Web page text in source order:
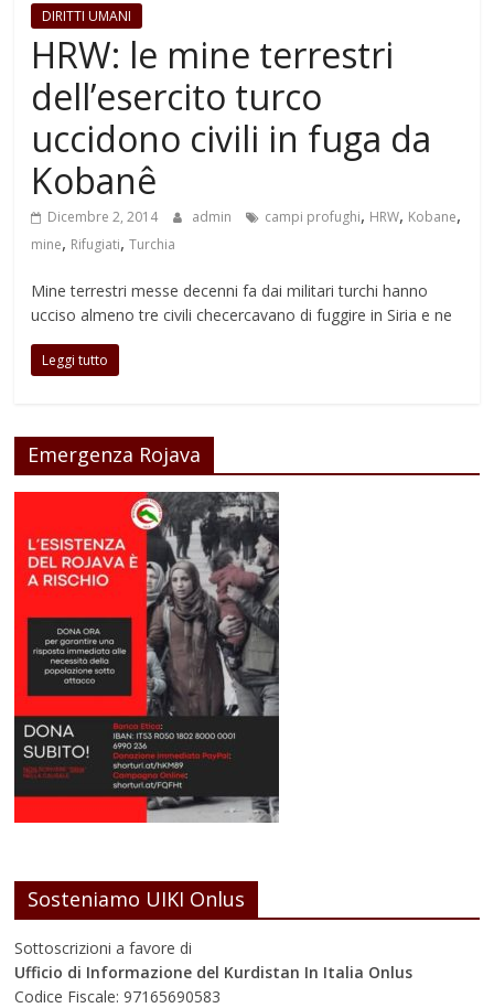
DIRITTI UMANI
HRW: le mine terrestri
dell’esercito turco
uccidono civili in fuga da
Kobanê
Dicembre 2, 2014 admin campi profughi, HRW, Kobane,
mine, Rifugiati,Turchia
Mine terrestri messe decenni fa dai militari turchi hanno
ucciso almeno tre civili checercavano di fuggire in Siria e ne
Leggi tutto
Emergenza Rojava
Sosteniamo UIKI Onlus
Sottoscrizioni a favore di
Ufficio di Informazione del Kurdistan In Italia Onlus
Codice Fiscale: 97165690583